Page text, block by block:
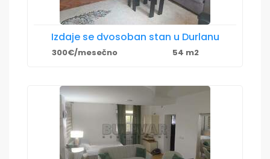
Izdaje se dvosoban stan u Durlanu
300€/mesečno 54 m2